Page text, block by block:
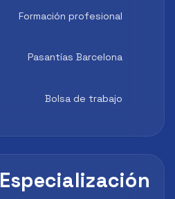
Formación profesional
Pasantías Barcelona
Bolsa de trabajo
Especialización